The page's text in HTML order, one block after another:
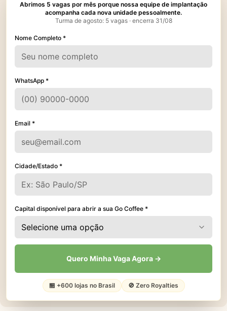
Abrimos 5 vagas por mês porque nossa equipe de implantação
acompanha cada nova unidade pessoalmente.
Turma de agosto: 5 vagas · encerra 31/08
Nome Completo *
WhatsApp *
Email *
Cidade/Estado *
Capital disponível para abrir a sua Go Coffee *
Selecione uma opção
Quero Minha Vaga Agora →
🏪 +600 lojas no Brasil 🚫 Zero Royalties